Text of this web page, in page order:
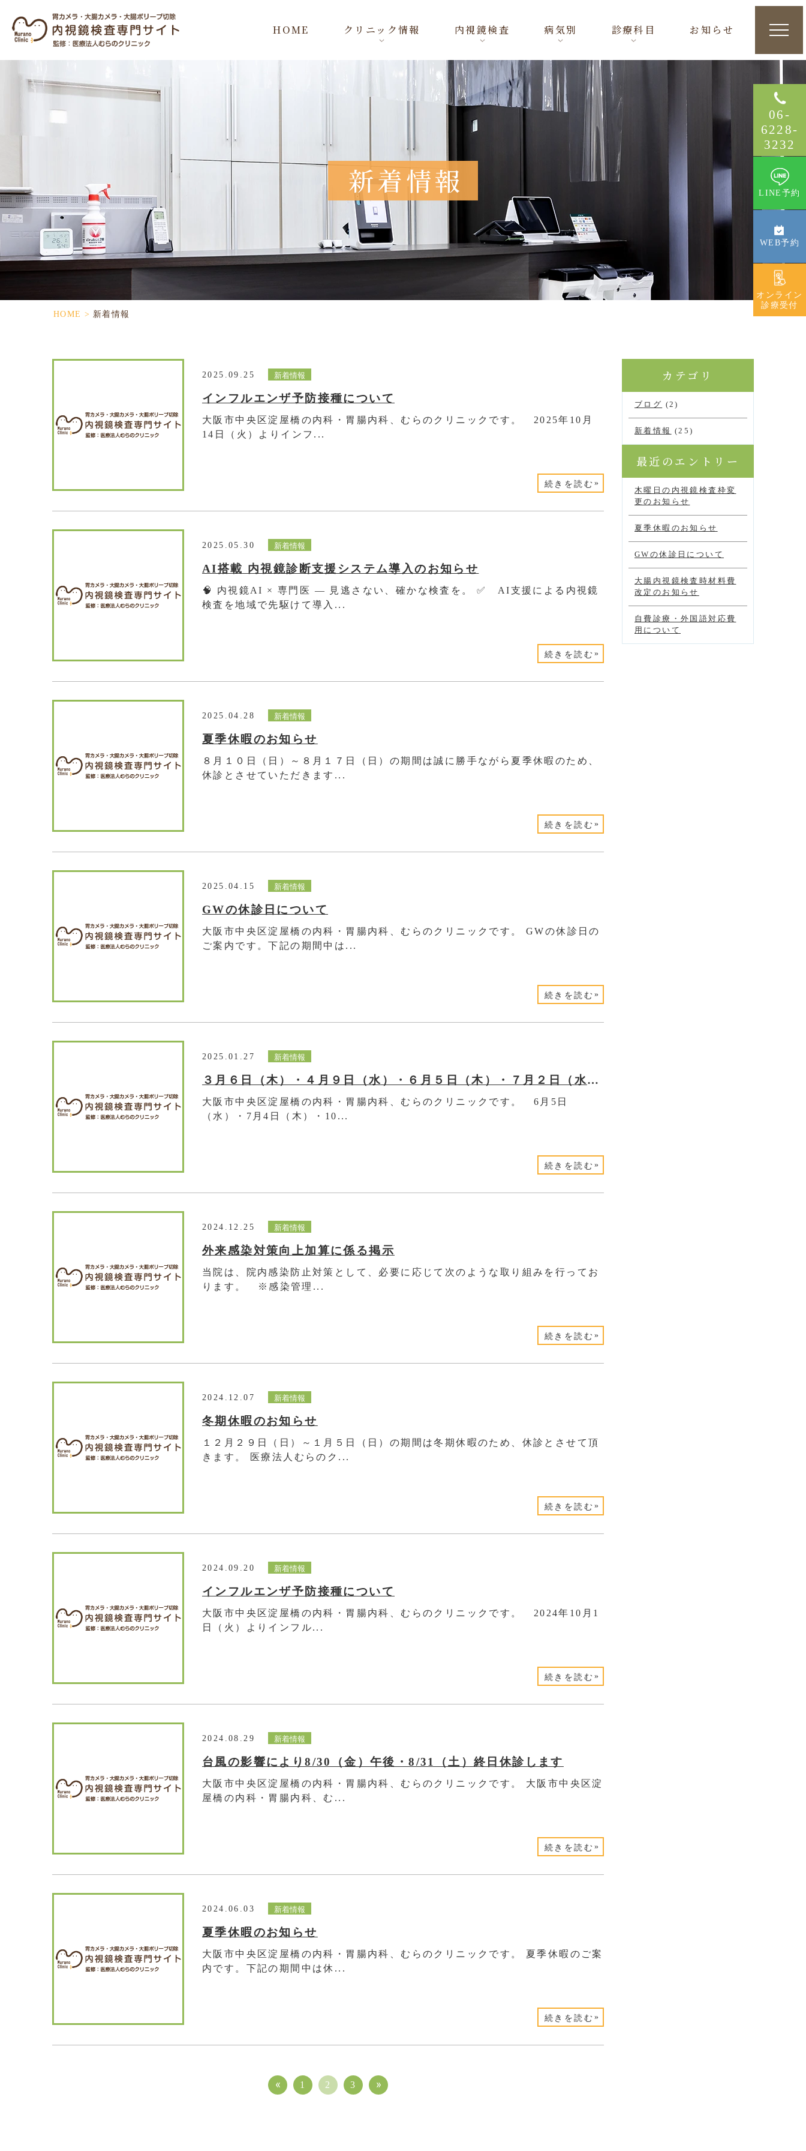
HOME クリニック情報 内視鏡検査 病気別 診療科目 お知らせ
新着情報
HOME > 新着情報
2025.09.25 新着情報
インフルエンザ予防接種について
大阪市中央区淀屋橋の内科・胃腸内科、むらのクリニックです。 2025年10月
14日（火）よりインフ...
続きを読む»
2025.05.30 新着情報
AI搭載 内視鏡診断支援システム導入のお知らせ
🧠 内視鏡AI × 専門医 ― 見逃さない、確かな検査を。 ✅ AI支援による内視鏡
検査を地域で先駆けて導入...
続きを読む»
2025.04.28 新着情報
夏季休暇のお知らせ
８月１０日（日）～８月１７日（日）の期間は誠に勝手ながら夏季休暇のため、
休診とさせていただきます...
続きを読む»
2025.04.15 新着情報
GWの休診日について
大阪市中央区淀屋橋の内科・胃腸内科、むらのクリニックです。 GWの休診日の
ご案内です。下記の期間中は...
続きを読む»
2025.01.27 新着情報
３月６日（木）・４月９日（水）・６月５日（木）・７月２日（水）・１０月２日（木）は、臨時休診となります。
大阪市中央区淀屋橋の内科・胃腸内科、むらのクリニックです。 6月5日
（水）・7月4日（木）・10...
続きを読む»
2024.12.25 新着情報
外来感染対策向上加算に係る掲示
当院は、院内感染防止対策として、必要に応じて次のような取り組みを行ってお
ります。 ※感染管理...
続きを読む»
2024.12.07 新着情報
冬期休暇のお知らせ
１２月２９日（日）～１月５日（日）の期間は冬期休暇のため、休診とさせて頂
きます。 医療法人むらのク...
続きを読む»
2024.09.20 新着情報
インフルエンザ予防接種について
大阪市中央区淀屋橋の内科・胃腸内科、むらのクリニックです。 2024年10月1
日（火）よりインフル...
続きを読む»
2024.08.29 新着情報
台風の影響により8/30（金）午後・8/31（土）終日休診します
大阪市中央区淀屋橋の内科・胃腸内科、むらのクリニックです。 大阪市中央区淀
屋橋の内科・胃腸内科、む...
続きを読む»
2024.06.03 新着情報
夏季休暇のお知らせ
大阪市中央区淀屋橋の内科・胃腸内科、むらのクリニックです。 夏季休暇のご案
内です。下記の期間中は休...
続きを読む»
1 2 3
カテゴリ
ブログ (2)
新着情報 (25)
最近のエントリー
木曜日の内視鏡検査枠変
更のお知らせ
夏季休暇のお知らせ
GWの休診日について
大腸内視鏡検査時材料費
改定のお知らせ
自費診療・外国語対応費
用について
06-
6228-
3232
LINE予約
WEB予約
オンライン
診療受付